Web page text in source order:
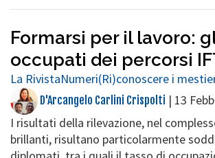
Formarsi per il lavoro:
occupati dei percorsi
La RivistaNumeri(Ri)conoscere i
D'Arcangelo Carlini Crispolti | 13
I risultati della rilevazione, nel
brillanti, risultano particolarmente